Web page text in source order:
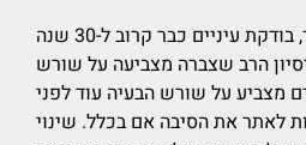
מרים גרבר מנוסה מאוד, בודקת עיניים כבר קרוב ל-30 שנה
הרב שצברה מצביעה על שורש
מצביע על שורש הבעיה עוד לפני
לאתר את הסיבה אם בכלל. שינוי